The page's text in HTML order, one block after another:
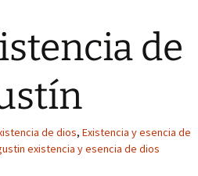
de
de dios, Existencia y esencia de
existencia y esencia de dios